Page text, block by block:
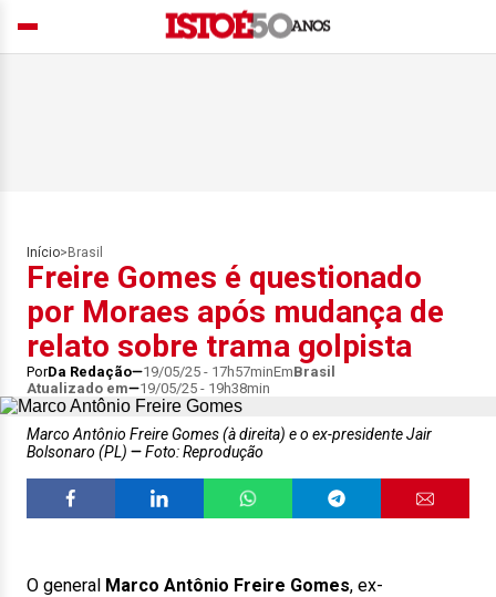
Início> Brasil
Freire Gomes é questionado
por Moraes após mudança de
relato sobre trama golpista
PorDa Redação 19/05/25 - 17h57minEmBrasil
Atualizado em
19/05/25 - 19h38min
Marco Antônio Freire Gomes (à direita) e o ex-presidente Jair
Bolsonaro (PL)
Foto: Reprodução
O general Marco Antônio Freire Gomes, ex-